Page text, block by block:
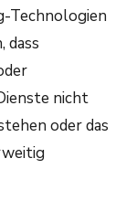
Technologien
dass
nicht
oder das